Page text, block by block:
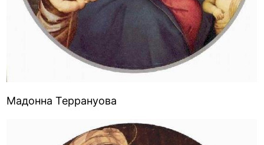
Мадонна Террануова